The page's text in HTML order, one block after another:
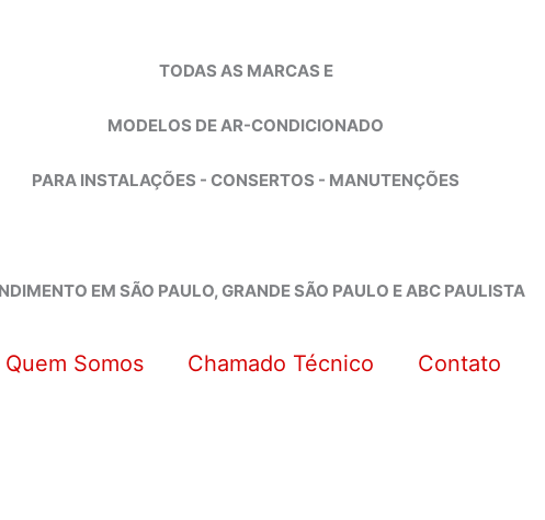
TODAS AS MARCAS E
MODELOS DE AR-CONDICIONADO
PARA INSTALAÇÕES - CONSERTOS - MANUTENÇÕES
EM SÃO PAULO, GRANDE SÃO PAULO E ABC PAULISTA
Quem Somos Chamado Técnico Contato